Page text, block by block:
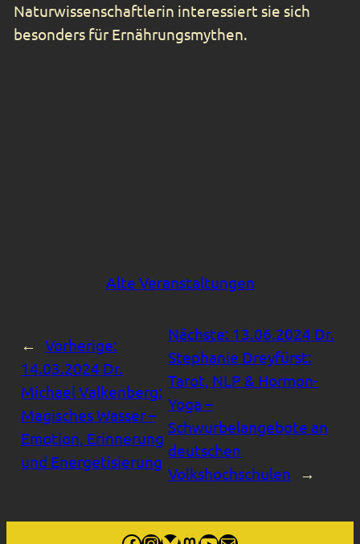
Naturwissenschaftlerin interessiert sie sich
besonders für Ernährungsmythen.
Alte Veranstaltungen
← Vorherige:
14.03.2024 Dr.
Michael Valkenberg:
Magisches Wasser –
Emotion, Erinnerung
und Energetisierung
Nächste: 13.06.2024 Dr.
Stephanie Dreyfürst:
Tarot, NLP & Hormon-
Yoga –
Schwurbelangebote an
deutschen
Volkshochschulen
→